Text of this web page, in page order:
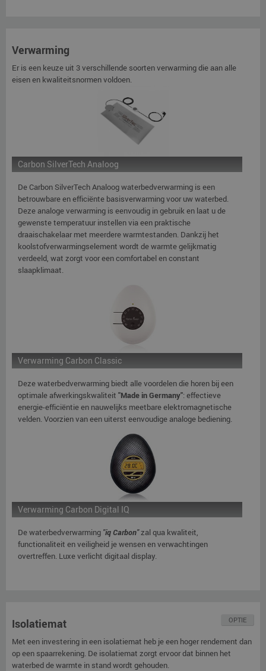
Verwarming
Er is een keuze uit 3 verschillende soorten verwarming die aan alle
eisen en kwaliteitsnormen voldoen.
Carbon SilverTech Analoog
De Carbon SilverTech Analoog waterbedverwarming is een
betrouwbare en efficiënte basisverwarming voor uw waterbed.
Deze analoge verwarming is eenvoudig in gebruik en laat u de
gewenste temperatuur instellen via een praktische
draaischakelaar met meerdere warmtestanden. Dankzij het
koolstofverwarmingselement wordt de warmte gelijkmatig
verdeeld, wat zorgt voor een comfortabel en constant
slaapklimaat.
Verwarming Carbon Classic
Deze waterbedverwarming biedt alle voordelen die horen bij een
optimale afwerkingskwaliteit "Made in Germany": effectieve
energie-efficiëntie en nauwelijks meetbare elektromagnetische
velden. Voorzien van een uiterst eenvoudige analoge bediening.
Verwarming Carbon Digital IQ
De waterbedverwarming "iq Carbon"zal qua kwaliteit,
functionaliteit en veiligheid je wensen en verwachtingen
overtreffen. Luxe verlicht digitaal display.
OPTIE
Isolatiemat
Met een investering in een isolatiemat heb je een hoger rendement dan
op een spaarrekening. De isolatiemat zorgt ervoor dat binnen het
waterbed de warmte in stand wordt gehouden.